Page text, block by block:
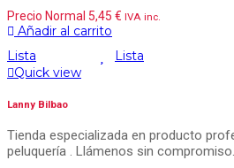
Precio Normal 5,45 € IVA inc.
Añadir al carrito
Lista
Lista
Quick view
Lanny Bilbao
Tienda especializada en producto
peluquería . Llámenos sin compromiso.